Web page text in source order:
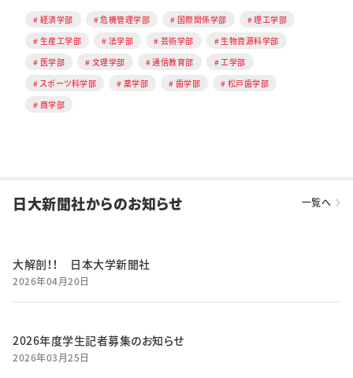
経済学部 危機管理学部 国際関係学部
理工学部
生産工学部
法学部 芸術学部
生物資源科学部
医学部
文理学部 通信教育部
工学部
スポーツ科学部
薬学部 歯学部
松戸歯学部
商学部
日大新聞社からのお知らせ 一覧へ
大解剖！！ 日本大学新聞社
2026年04月20日
2026年度学生記者募集のお知らせ
2026年03月25日